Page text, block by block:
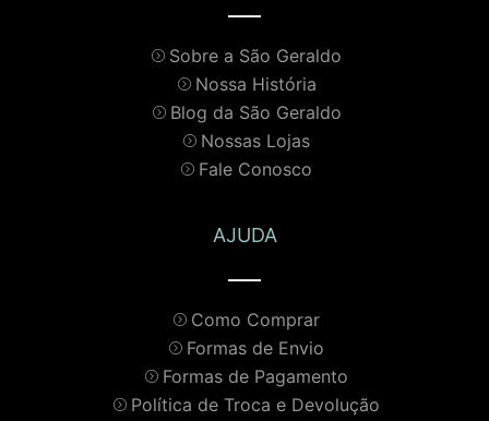
Sobre a São Geraldo
Nossa História
Blog da São Geraldo
Nossas Lojas
Fale Conosco
AJUDA
Como Comprar
Formas de Envio
Formas de Pagamento
Política de Troca e Devolução